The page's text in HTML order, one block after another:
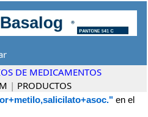
DE MEDICAMENTOS
| PRODUCTOS
en el